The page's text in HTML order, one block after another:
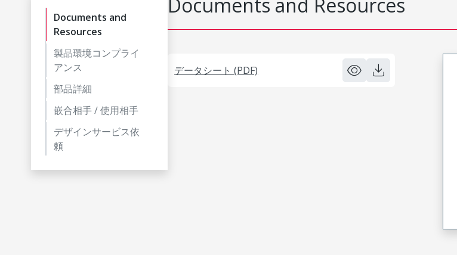
Documents and
Resources
製品環境コンプライ
アンス
部品詳細
嵌合相手 / 使用相手
デザインサービス依
頼
Documents and Resources
データシート (PDF)